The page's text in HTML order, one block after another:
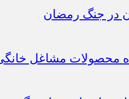
در جنگ رمضان
محصولات مشاغل